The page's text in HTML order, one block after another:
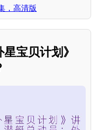
，高清版
宝贝计划》